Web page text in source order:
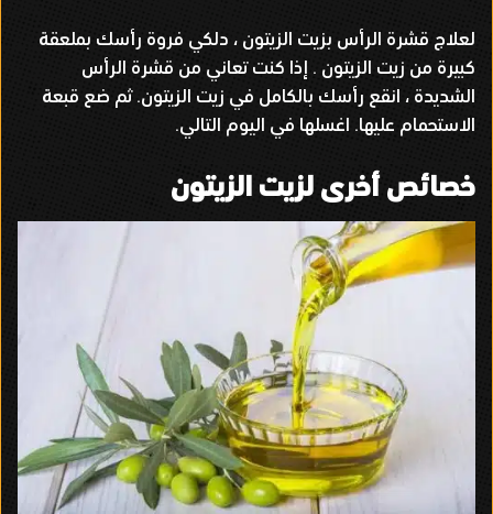
لعلاج قشرة الرأس بزيت الزيتون ، دلكي فروة رأسك بملعقة
كبيرة من زيت الزيتون . إذا كنت تعاني من قشرة الرأس
الشديدة ، انقع رأسك بالكامل في زيت الزيتون.ثم ضع قبعة
الاستحمام عليها. اغسلها في اليوم التالي.
خصائص أخرى لزيت الزيتون